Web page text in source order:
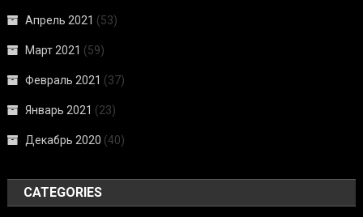
Апрель 2021 (53)
Март 2021 (59)
Февраль 2021 (37)
Январь 2021 (23)
Декабрь 2020 (40)
CATEGORIES